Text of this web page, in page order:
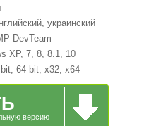
украинский
DevTeam
XP, 7, 8, 8.1, 10
64 bit, x32, x64
версию